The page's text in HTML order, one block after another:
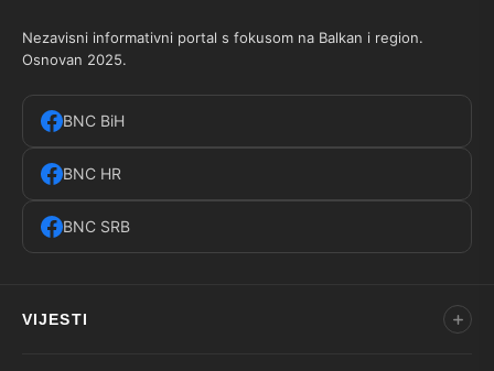
Nezavisni informativni portal s fokusom na Balkan i region.
Osnovan 2025.
BNC BiH
BNC HR
BNC SRB
VIJESTI